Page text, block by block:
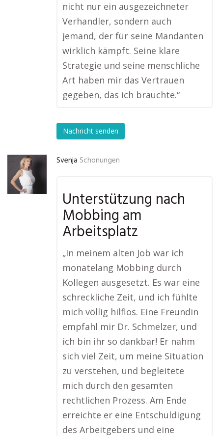
nicht nur ein ausgezeichneter
Verhandler, sondern auch
jemand, der für seine Mandanten
wirklich kämpft. Seine klare
Strategie und seine menschliche
Art haben mir das Vertrauen
gegeben, das ich brauchte.“
Nachricht senden
Svenja Schonungen
Unterstützung nach
Mobbing am
Arbeitsplatz
„In meinem alten Job war ich
monatelang Mobbing durch
Kollegen ausgesetzt. Es war eine
schreckliche Zeit, und ich fühlte
mich völlig hilflos. Eine Freundin
empfahl mir Dr. Schmelzer, und
ich bin ihr so dankbar! Er nahm
sich viel Zeit, um meine Situation
zu verstehen, und begleitete
mich durch den gesamten
rechtlichen Prozess. Am Ende
erreichte er eine Entschuldigung
des Arbeitgebers und eine